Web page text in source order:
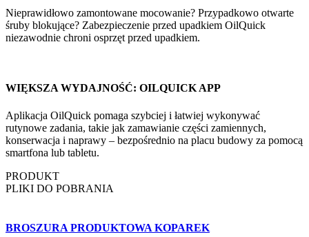
Nieprawidłowo zamontowane mocowanie? Przypadkowo otwarte
śruby blokujące? Zabezpieczenie przed upadkiem OilQuick
niezawodnie chroni osprzęt przed upadkiem.
WIĘKSZA WYDAJNOŚĆ: OILQUICK APP
Aplikacja OilQuick pomaga szybciej i łatwiej wykonywać
rutynowe zadania, takie jak zamawianie części zamiennych,
konserwacja i naprawy – bezpośrednio na placu budowy za pomocą
smartfona lub tabletu.
PRODUKT
PLIKI DO POBRANIA
BROSZURA PRODUKTOWA KOPAREK